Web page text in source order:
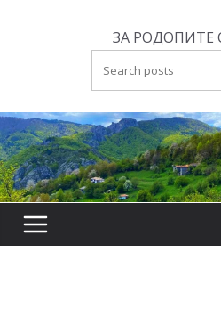
ЗА РОДОПИТЕ